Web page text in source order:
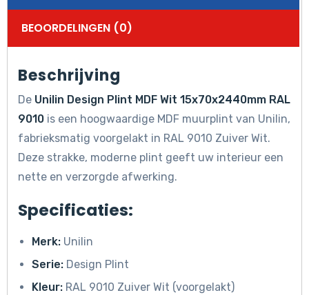
BEOORDELINGEN (0)
Beschrijving
De Unilin Design Plint MDF Wit 15x70x2440mm RAL
9010 is een hoogwaardige MDF muurplint van Unilin,
fabrieksmatig voorgelakt in RAL 9010 Zuiver Wit.
Deze strakke, moderne plint geeft uw interieur een
nette en verzorgde afwerking.
Specificaties:
Merk: Unilin
Serie: Design Plint
Kleur: RAL 9010 Zuiver Wit (voorgelakt)